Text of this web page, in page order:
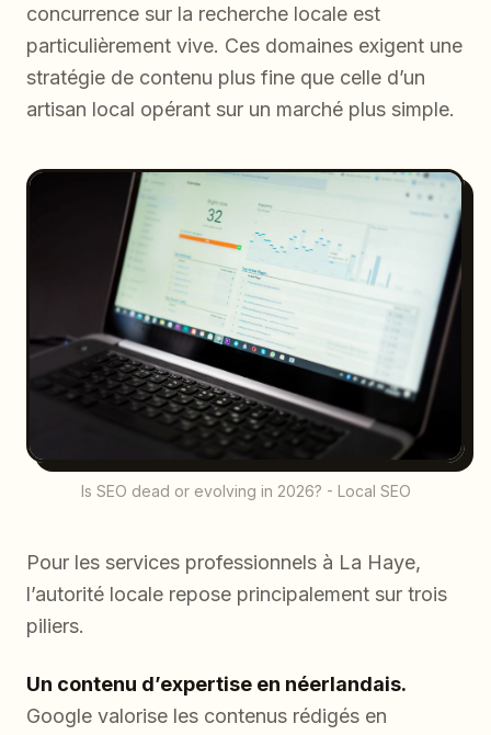
concurrence sur la recherche locale est
particulièrement vive. Ces domaines exigent une
stratégie de contenu plus fine que celle d’un
artisan local opérant sur un marché plus simple.
Is SEO dead or evolving in 2026? - Local SEO
Pour les services professionnels à La Haye,
l’autorité locale repose principalement sur trois
piliers.
Un contenu d’expertise en néerlandais.
Google valorise les contenus rédigés en